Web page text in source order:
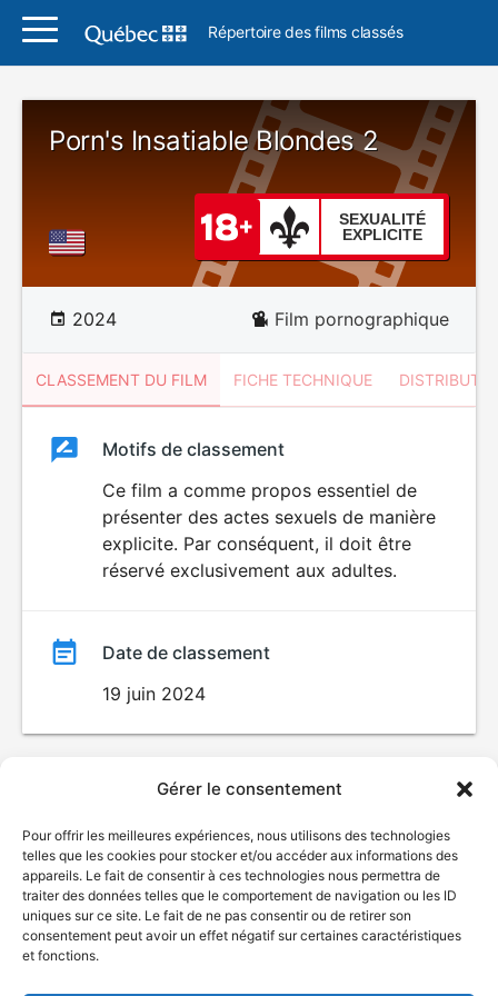
Gérer le consentement
Pour offrir les meilleures expériences, nous utilisons des technologies
telles que les cookies pour stocker et/ou accéder aux informations des
appareils. Le fait de consentir à ces technologies nous permettra de
traiter des données telles que le comportement de navigation ou les ID
uniques sur ce site. Le fait de ne pas consentir ou de retirer son
consentement peut avoir un effet négatif sur certaines caractéristiques
et fonctions.
Répertoire des films classés
Porn's Insatiable Blondes 2
SEXUALITÉ
EXPLICITE
2024 Film pornographique
CLASSEMENT DU FILM FICHE TECHNIQUE
ClassementClassement
SEXUALITÉ
EXPLICITE
Motifs de classement
Ce film a comme propos essentiel de
présenter des actes sexuels de manière
explicite. Par conséquent, il doit être
réservé exclusivement aux adultes.
Date de classement
19 juin 2024